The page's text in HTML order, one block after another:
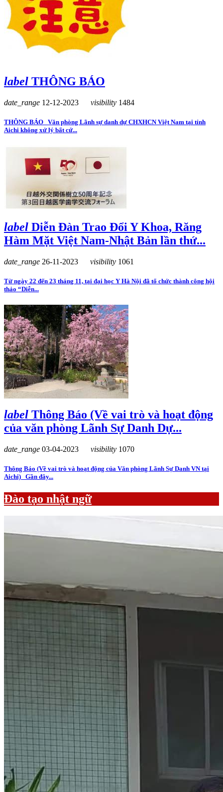
label THÔNG BÁO
date_range 12-12-2023 visibility 1484
THÔNG BÁO Văn phòng Lãnh sự danh dự CHXHCN Việt Nam tại tỉnh
Aichi không xử lý bất cứ...
label Diễn Đàn Trao Đổi Y Khoa, Răng
Hàm Mặt Việt Nam-Nhật Bản lần thứ...
date_range 26-11-2023 visibility 1061
Từ ngày 22 đến 23 tháng 11, tại đại học Y Hà Nội đã tổ chức thành công hội
thảo “Diễn...
label Thông Báo (Về vai trò và hoạt động
của văn phòng Lãnh Sự Danh Dự...
date_range 03-04-2023 visibility 1070
Thông Báo (Về vai trò và hoạt động của Văn phòng Lãnh Sự Danh VN tại
Aichi) Gần đây...
Đào tạo nhật ngữ